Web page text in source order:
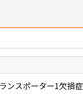
ンスポーター1欠損